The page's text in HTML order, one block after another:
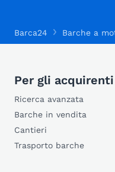
Barca24 Barche a
Per gli acquirenti
Ricerca avanzata
Barche in vendita
Cantieri
Trasporto barche